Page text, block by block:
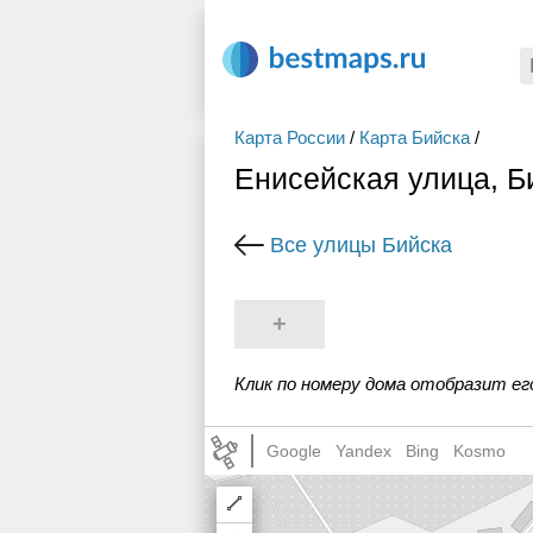
Карта России / Карта Бийска /
Енисейская улица,
Все улицы Бийска
+
Клик по номеру дома отобразит
Google Yandex Bing Kosmo
Draw